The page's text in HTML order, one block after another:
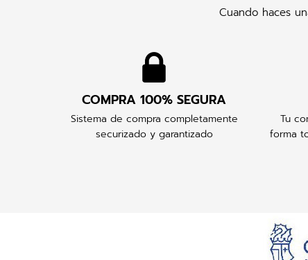
Cuando haces
COMPRA 100% SEGURA
Sistema de compra completamente
securizado y garantizado
Tu
forma